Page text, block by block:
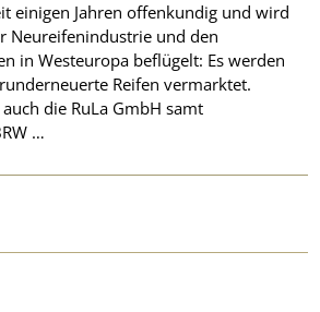
einigen Jahren offenkundig und wird
Neureifenindustrie und den
in Westeuropa beflügelt: Es werden
Reifen vermarktet.
die RuLa GmbH samt
…